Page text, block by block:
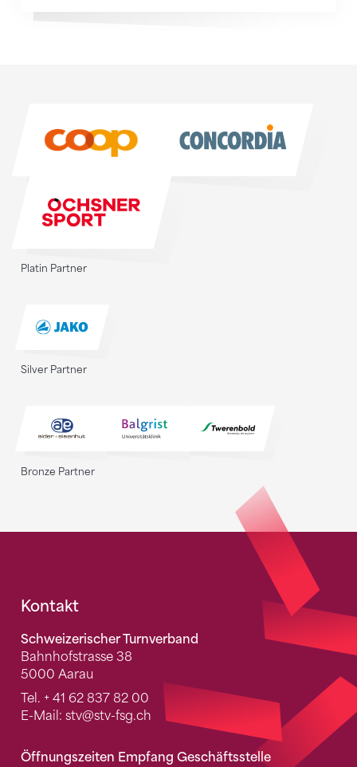
Platin Partner
Silver Partner
Bronze Partner
Fusszeile
Kontakt
Schweizerischer Turnverband
Bahnhofstrasse 38
5000 Aarau
Tel. + 41 62 837 82 00
E-Mail: stv@stv-fsg.ch
Öffnungszeiten Empfang Geschäftsstelle